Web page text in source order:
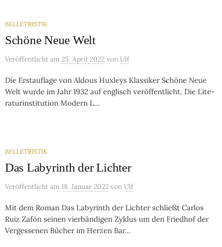
BELLETRISTIK
Schöne Neue Welt
Veröffentlicht am 25. April 2022 von Ulf
Die Erstauflage von Al­dous Hux­leys Klas­si­ker Schöne Neue
Welt wur­de im Jahr 1932 auf eng­lisch ver­öf­fent­licht. Die Li­te­
ra­tur­in­sti­tu­tion Mo­dern L...
BELLETRISTIK
Das Labyrinth der Lichter
Veröffentlicht am 18. Januar 2022 von Ulf
Mit dem Roman Das Labyrinth der Lichter schließt Car­los
Ruiz Za­fón sei­nen vier­bän­di­gen Zy­klus um den Fried­hof der
Ver­ges­se­nen Bü­cher im Her­zen Bar­...